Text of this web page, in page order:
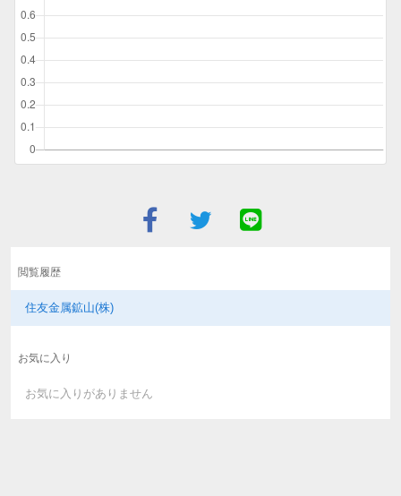
閲覧履歴
住友金属鉱山(株)
お気に入り
お気に入りがありません